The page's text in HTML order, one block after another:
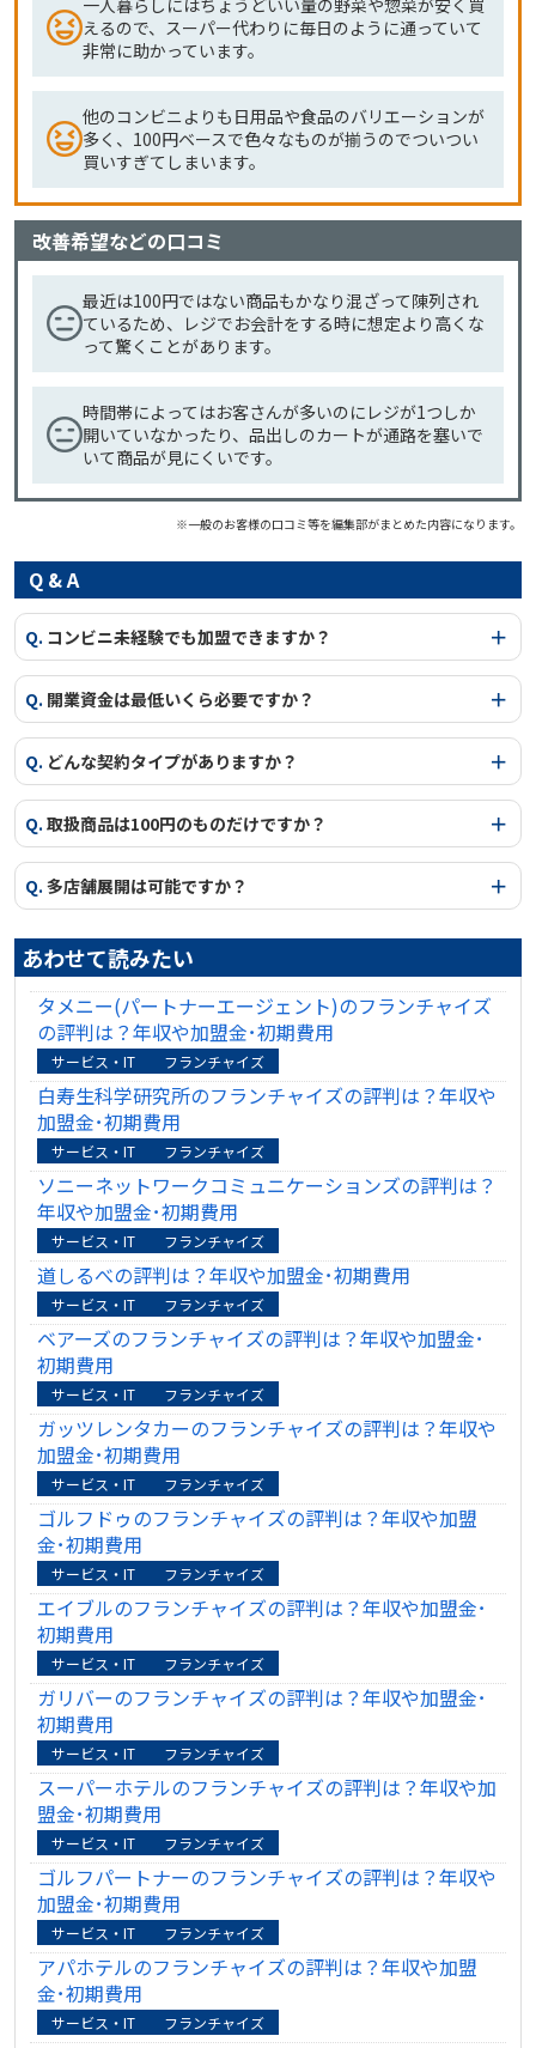
えるので、スーパー代わりに毎日のように通っていて
非常に助かっています。
他のコンビニよりも日用品や食品のバリエーションが
多く、100円ベースで色々なものが揃うのでついつい
買いすぎてしまいます。
改善希望などの口コミ
最近は100円ではない商品もかなり混ざって陳列され
ているため、レジでお会計をする時に想定より高くな
って驚くことがあります。
時間帯によってはお客さんが多いのにレジが1つしか
開いていなかったり、品出しのカートが通路を塞いで
いて商品が見にくいです。
※一般のお客様の口コミ等を編集部がまとめた内容になります。
Q & A
Q. コンビニ未経験でも加盟できますか？
Q. 開業資金は最低いくら必要ですか？
Q. どんな契約タイプがありますか？
Q. 取扱商品は100円のものだけですか？
Q. 多店舗展開は可能ですか？
あわせて読みたい
タメニー(パートナーエージェント)のフランチャイズ
の評判は？年収や加盟金･初期費用
サービス・IT フランチャイズ
白寿生科学研究所のフランチャイズの評判は？年収や
加盟金･初期費用
サービス・IT フランチャイズ
ソニーネットワークコミュニケーションズの評判は？
年収や加盟金･初期費用
サービス・IT フランチャイズ
道しるべの評判は？年収や加盟金･初期費用
サービス・IT フランチャイズ
ベアーズのフランチャイズの評判は？年収や加盟金･
初期費用
サービス・IT フランチャイズ
ガッツレンタカーのフランチャイズの評判は？年収や
加盟金･初期費用
サービス・IT フランチャイズ
ゴルフドゥのフランチャイズの評判は？年収や加盟
金･初期費用
サービス・IT フランチャイズ
エイブルのフランチャイズの評判は？年収や加盟金･
初期費用
サービス・IT フランチャイズ
ガリバーのフランチャイズの評判は？年収や加盟金･
初期費用
サービス・IT フランチャイズ
スーパーホテルのフランチャイズの評判は？年収や加
盟金･初期費用
サービス・IT フランチャイズ
ゴルフパートナーのフランチャイズの評判は？年収や
加盟金･初期費用
サービス・IT フランチャイズ
アパホテルのフランチャイズの評判は？年収や加盟
金･初期費用
サービス・IT フランチャイズ